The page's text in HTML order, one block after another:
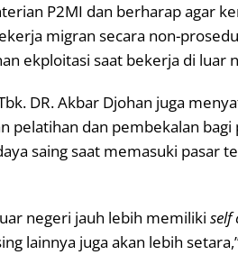
P2MI dan berharap agar
migran secara non-
ekploitasi saat bekerja di luar
DR. Akbar Djohan juga
dan pembekalan bagi
saing saat memasuki pasar
negeri jauh lebih memiliki self
lainnya juga akan lebih